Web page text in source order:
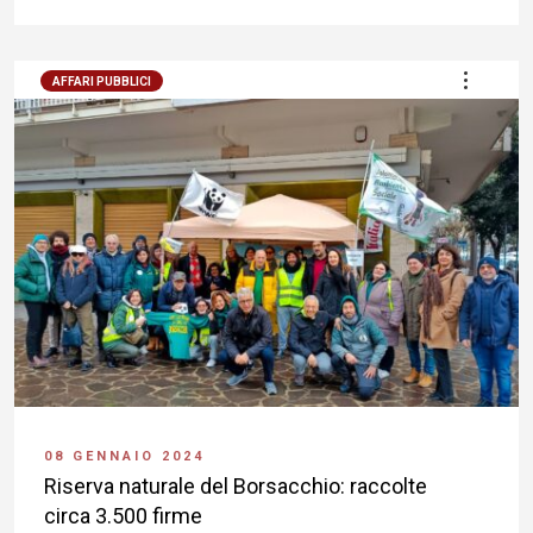
AFFARI PUBBLICI
08 GENNAIO 2024
Riserva naturale del Borsacchio: raccolte
circa 3.500 firme